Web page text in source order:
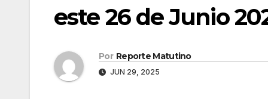
este 26 de Junio
Por Reporte Matutino
JUN 29, 2025